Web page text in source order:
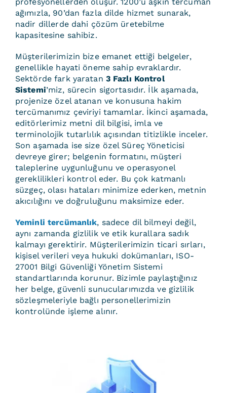
ağımızla, 90’dan fazla dilde hizmet sunarak,
nadir dillerde dahi çözüm üretebilme
kapasitesine sahibiz.
Müşterilerimizin bize emanet ettiği belgeler,
genellikle hayati öneme sahip evraklardır.
Sektörde fark yaratan 3 Fazlı Kontrol
Sistemi’miz, sürecin sigortasıdır. İlk aşamada,
projenize özel atanan ve konusuna hakim
tercümanımız çeviriyi tamamlar. İkinci aşamada,
editörlerimiz metni dil bilgisi, imla ve
terminolojik tutarlılık açısından titizlikle inceler.
Son aşamada ise size özel Süreç Yöneticisi
devreye girer; belgenin formatını, müşteri
taleplerine uygunluğunu ve operasyonel
gereklilikleri kontrol eder. Bu çok katmanlı
süzgeç, olası hataları minimize ederken, metnin
akıcılığını ve doğruluğunu maksimize eder.
Yeminli tercümanlık, sadece dil bilmeyi değil,
aynı zamanda gizlilik ve etik kurallara sadık
kalmayı gerektirir. Müşterilerimizin ticari sırları,
kişisel verileri veya hukuki dokümanları, ISO-
27001 Bilgi Güvenliği Yönetim Sistemi
standartlarında korunur. Bizimle paylaştığınız
her belge, güvenli sunucularımızda ve gizlilik
sözleşmeleriyle bağlı personellerimizin
kontrolünde işleme alınır.